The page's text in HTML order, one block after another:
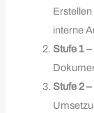
interne
Stufe 1
Stufe 2